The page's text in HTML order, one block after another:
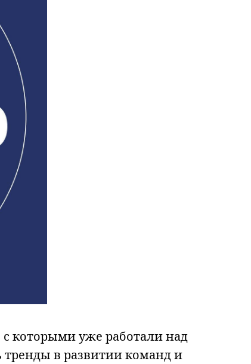
которыми уже работали над
тренды в развитии команд и